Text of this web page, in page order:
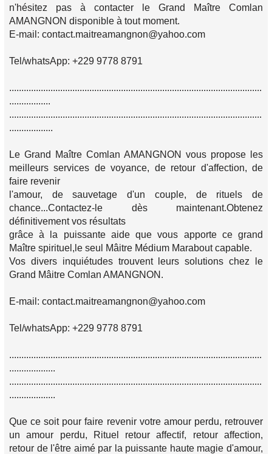
n'hésitez pas à contacter le Grand Maître Comlan
AMANGNON disponible à tout moment.
E-mail: contact.maitreamangnon@yahoo.com
Tel/whatsApp: +229 9778 8791
........................................................................................................
.................
........................................................................................................
..................
Le Grand Maître Comlan AMANGNON vous propose les
meilleurs services de voyance, de retour d'affection, de
faire revenir
l'amour, de sauvetage d'un couple, de rituels de
chance...Contactez-le dès maintenant.Obtenez
définitivement vos résultats
grâce à la puissante aide que vous apporte ce grand
Maître spirituel,le seul Mâitre Médium Marabout capable.
Vos divers inquiétudes trouvent leurs solutions chez le
Grand Mâitre Comlan AMANGNON.
E-mail: contact.maitreamangnon@yahoo.com
Tel/whatsApp: +229 9778 8791
........................................................................................................
...................
........................................................................................................
...................
Que ce soit pour faire revenir votre amour perdu, retrouver
un amour perdu, Rituel retour affectif, retour affection,
retour de l'être aimé par la puissante haute magie d'amour,